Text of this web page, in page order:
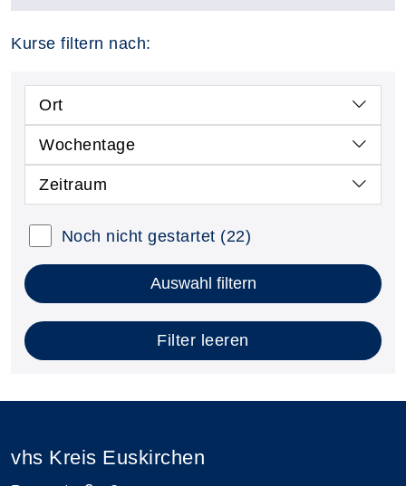
Kurse filtern nach:
Ort
Wochentage
Zeitraum
Noch nicht gestartet (22)
Auswahl filtern
Filter leeren
vhs Kreis Euskirchen